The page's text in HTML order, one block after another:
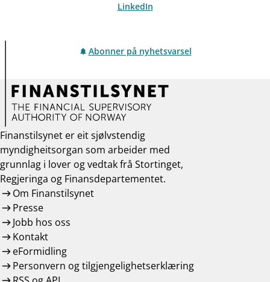
LinkedIn
Abonner på nyhetsvarsel
Finanstilsynet er eit sjølvstendig
myndigheitsorgan som arbeider med
grunnlag i lover og vedtak frå Stortinget,
Regjeringa og Finansdepartementet.
Om Finanstilsynet
Presse
Jobb hos oss
Kontakt
eFormidling
Personvern og tilgjengelighetserklæring